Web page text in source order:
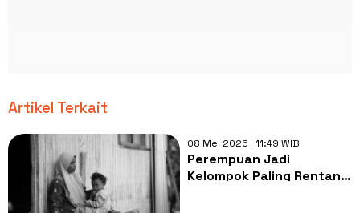
Artikel Terkait
08 Mei 2026 | 11:49 WIB
Perempuan Jadi
Kelompok Paling Rentan